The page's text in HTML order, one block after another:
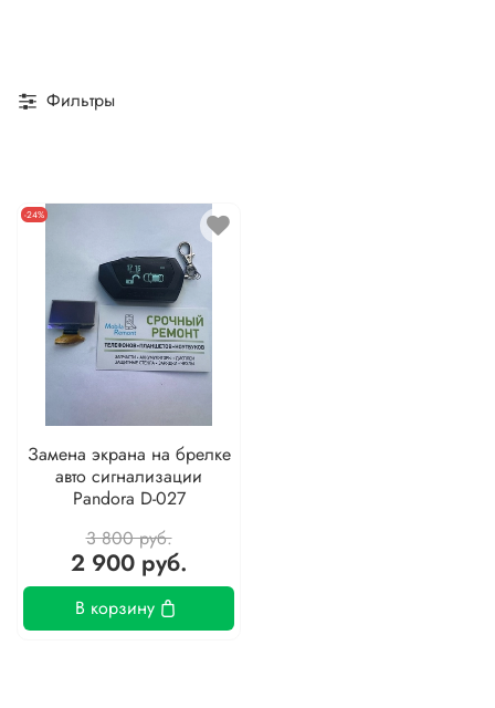
Фильтры
-24%
Замена экрана на брелке
авто сигнализации
Pandora D-027
3 800 руб.
2 900 руб.
В корзину